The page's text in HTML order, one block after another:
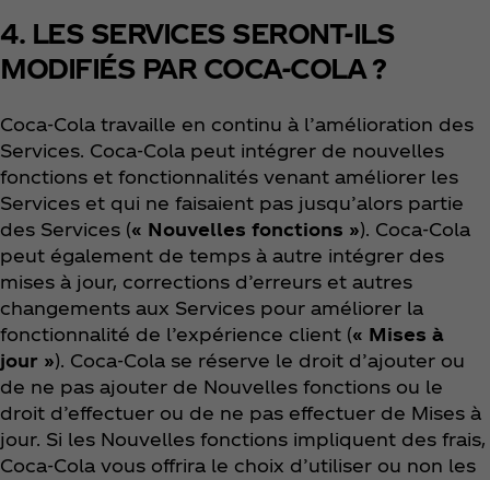
4. LES SERVICES SERONT-ILS
MODIFIÉS PAR COCA-COLA ?
Coca‑Cola travaille en continu à l’amélioration des
Services. Coca‑Cola peut intégrer de nouvelles
fonctions et fonctionnalités venant améliorer les
Services et qui ne faisaient pas jusqu’alors partie
des Services (« Nouvelles fonctions »). Coca‑Cola
peut également de temps à autre intégrer des
mises à jour, corrections d’erreurs et autres
changements aux Services pour améliorer la
fonctionnalité de l’expérience client (« Mises à
jour »). Coca‑Cola se réserve le droit d’ajouter ou
de ne pas ajouter de Nouvelles fonctions ou le
droit d’effectuer ou de ne pas effectuer de Mises à
jour. Si les Nouvelles fonctions impliquent des frais,
Coca‑Cola vous offrira le choix d’utiliser ou non les